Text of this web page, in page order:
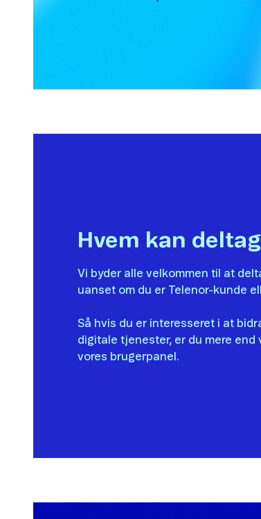
Hvem kan
Vi byder alle velkommen til at
uanset om du er Telenor-kunde
Så hvis du er interesseret i at
digitale tjenester, er du mere end
vores brugerpanel.